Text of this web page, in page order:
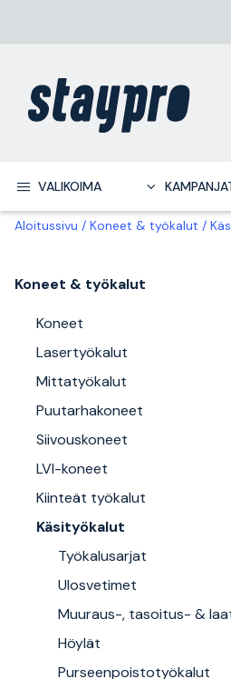
VALIKOIMA
Aloitussivu Koneet & työkalut
Koneet & työkalut
Koneet
Lasertyökalut
Mittatyökalut
Puutarhakoneet
Siivouskoneet
LVI-koneet
Kiinteät työkalut
Käsityökalut
Työkalusarjat
Ulosvetimet
Höylät
Purseenpoistotyökalut